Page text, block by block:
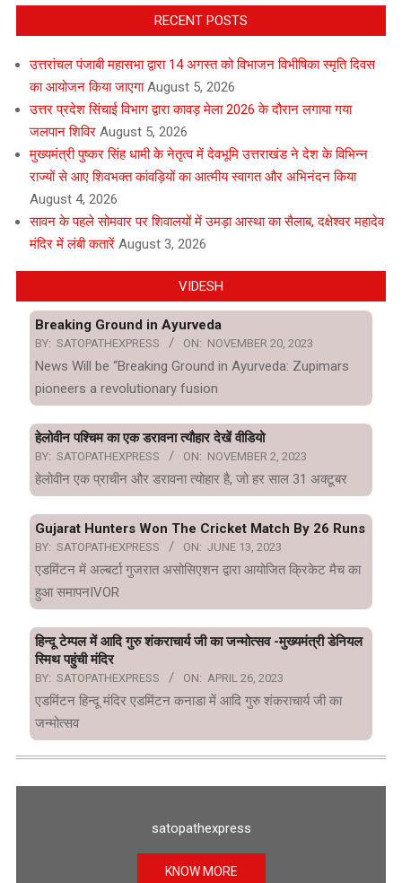
RECENT POSTS
उत्तरांचल पंजाबी महासभा द्वारा 14 अगस्त को विभाजन विभीषिका स्मृति दिवस
का आयोजन किया जाएगा August 5, 2026
उत्तर प्रदेश सिंचाई विभाग द्वारा कावड़ मेला 2026 के दौरान लगाया गया
जलपान शिविर August 5, 2026
मुख्यमंत्री पुष्कर सिंह धामी के नेतृत्व में देवभूमि उत्तराखंड ने देश के विभिन्न
राज्यों से आए शिवभक्त कांवड़ियों का आत्मीय स्वागत और अभिनंदन किया
August 4, 2026
सावन के पहले सोमवार पर शिवालयों में उमड़ा आस्था का सैलाब, दक्षेश्वर महादेव
मंदिर में लंबी कतारें August 3, 2026
VIDESH
Breaking Ground in Ayurveda
BY: SATOPATHEXPRESS ON: NOVEMBER 20, 2023
News Will be “Breaking Ground in Ayurveda: Zupimars
pioneers a revolutionary fusion
हेलोवीन पश्चिम का एक डरावना त्यौहार देखें वीडियो
BY: SATOPATHEXPRESS ON: NOVEMBER 2, 2023
हेलोवीन एक प्राचीन और डरावना त्योहार है, जो हर साल 31 अक्टूबर
Gujarat Hunters Won The Cricket Match By 26 Runs
BY: SATOPATHEXPRESS ON: JUNE 13, 2023
एडमिंटन में अल्बर्टा गुजरात असोसिएशन द्वारा आयोजित क्रिकेट मैच का
हुआ समापनIVOR
हिन्दू टेम्पल में आदि गुरु शंकराचार्य जी का जन्मोत्सव -मुख्यमंत्री डेनियल
स्मिथ पहुंची मंदिर
BY: SATOPATHEXPRESS ON: APRIL 26, 2023
एडमिंटन हिन्दू मंदिर एडमिंटन कनाडा में आदि गुरु शंकराचार्य जी का
जन्मोत्सव
satopathexpress
KNOW MORE